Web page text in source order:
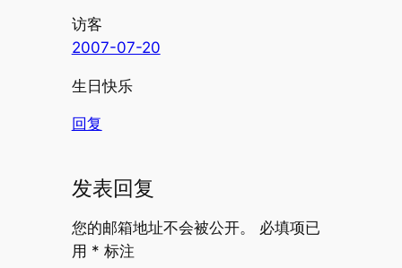
访客
2007-07-20
生日快乐
回复
发表回复
您的邮箱地址不会被公开。
必填项已
用 * 标注